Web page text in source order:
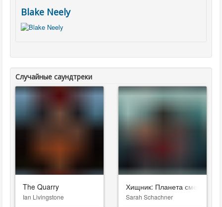
Blake Neely
Случайные саундтреки
The Quarry
Ian Livingstone
Хищник: Планета смерти
Sarah Schachner